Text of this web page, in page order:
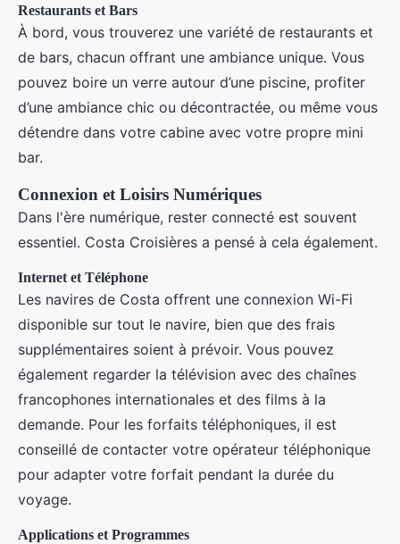
Restaurants et Bars
À bord, vous trouverez une variété de restaurants et
de bars, chacun offrant une ambiance unique. Vous
pouvez boire un verre autour d’une piscine, profiter
d’une ambiance chic ou décontractée, ou même vous
détendre dans votre cabine avec votre propre mini
bar.
Connexion et Loisirs Numériques
Dans l'ère numérique, rester connecté est souvent
essentiel. Costa Croisières a pensé à cela également.
Internet et Téléphone
Les navires de Costa offrent une connexion Wi-Fi
disponible sur tout le navire, bien que des frais
supplémentaires soient à prévoir. Vous pouvez
également regarder la télévision avec des chaînes
francophones internationales et des films à la
demande. Pour les forfaits téléphoniques, il est
conseillé de contacter votre opérateur téléphonique
pour adapter votre forfait pendant la durée du
voyage.
Applications et Programmes